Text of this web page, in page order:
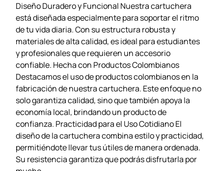
Diseño Duradero y Funcional Nuestra cartuchera
está diseñada especialmente para soportar el ritmo
de tu vida diaria. Con su estructura robusta y
materiales de alta calidad, es ideal para estudiantes
y profesionales que requieren un accesorio
confiable. Hecha con Productos Colombianos
Destacamos el uso de productos colombianos en la
fabricación de nuestra cartuchera. Este enfoque no
solo garantiza calidad, sino que también apoya la
economía local, brindando un producto de
confianza. Practicidad para el Uso Cotidiano El
diseño de la cartuchera combina estilo y practicidad,
permitiéndote llevar tus útiles de manera ordenada.
Su resistencia garantiza que podrás disfrutarla por